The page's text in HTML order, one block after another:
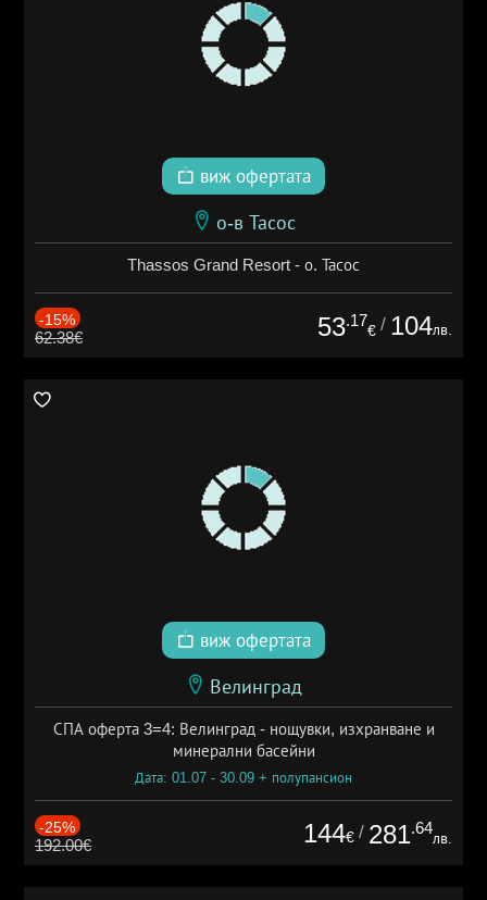
виж офертата
о-в Тасос
Thassos Grand Resort - о. Тасос
-15%
62.38€ 53.17
€ / 104лв.
виж офертата
Велинград
СПА оферта 3=4: Велинград - нощувки, изхранване и
минерални басейни
Дата: 01.07 - 30.09 + полупансион
-25%
192.00€ 144€ / 281.64
лв.